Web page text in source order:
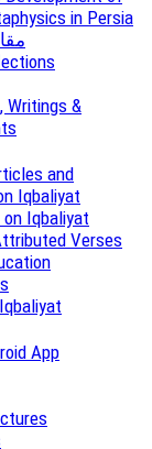
in Persia
Writings &
and
Iqbaliyat
Iqbaliyat
Verses
App